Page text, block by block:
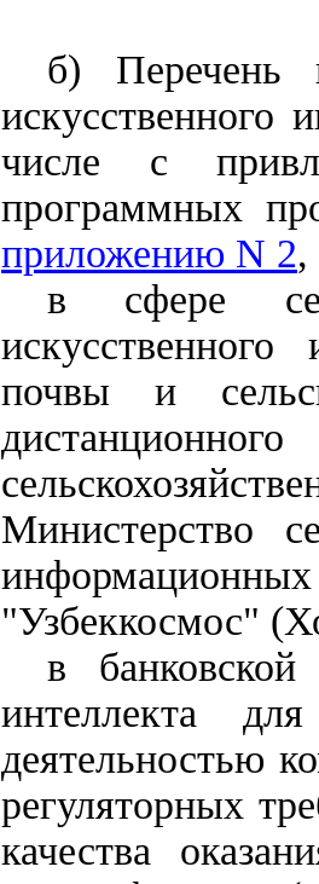
б) Перечень
искусственного
числе с
программных
приложению N 2,
в сфере
почвы и
Министерство
"Узбеккосмос"
в банковской
интеллекта
деятельностью
регуляторных
качества